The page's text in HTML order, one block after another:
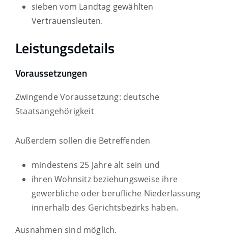
sieben vom Landtag gewählten
Vertrauensleuten.
Leistungsdetails
Voraussetzungen
Zwingende Voraussetzung: deutsche
Staatsangehörigkeit
Außerdem sollen die Betreffenden
mindestens 25 Jahre alt sein und
ihren Wohnsitz beziehungsweise ihre
gewerbliche oder berufliche Niederlassung
innerhalb des Gerichtsbezirks haben.
Ausnahmen sind möglich.